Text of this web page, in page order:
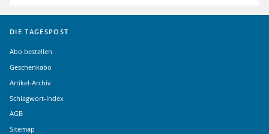
DIE TAGESPOST
Abo bestellen
Geschenkabo
Artikel-Archiv
Schlagwort-Index
AGB
Sitemap